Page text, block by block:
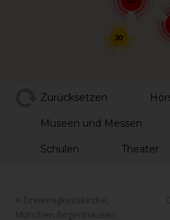
30
Zurücksetzen
Museen und Messen
Schulen Theater
Dreieinigkeitskirche,
München Bogenhausen